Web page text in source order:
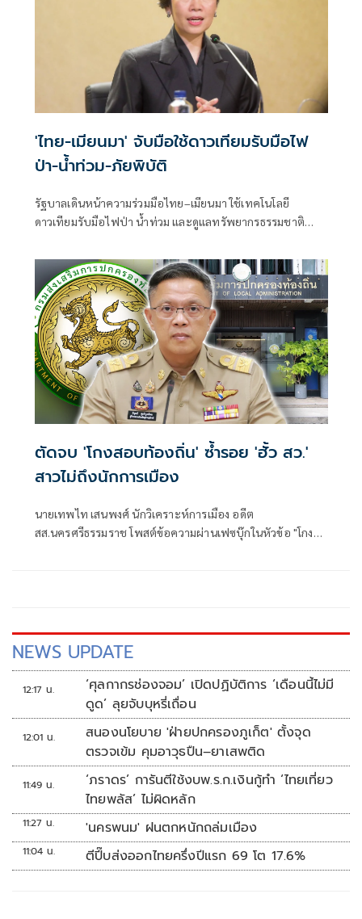
'ไทย-เมียนมา' จับมือใช้ดาวเทียมรับมือไฟ
ป่า-น้ำท่วม-ภัยพิบัติ
รัฐบาลเดินหน้าความร่วมมือไทย–เมียนมา ใช้เทคโนโลยี
ดาวเทียมรับมือไฟป่า น้ำท่วม และดูแลทรัพยากรธรรมชาติ
ตัดจบ 'โกงสอบท้องถิ่น' ซ้ำรอย 'ฮั้ว สว.'
สาวไม่ถึงนักการเมือง
นายเทพไท เสนพงศ์ นักวิเคราะห์การเมือง อดีต
สส.นครศรีธรรมราช โพสต์ข้อความผ่านเฟซบุ๊กในหัวข้อ "โกง
NEWS UPDATE
12:17 น.
‘ศุลกากรช่องจอม’ เปิดปฏิบัติการ ‘เดือนนี้ไม่มี
ดูด’ ลุยจับบุหรี่เถื่อน
12:01 น.
สนองนโยบาย 'ฝ่ายปกครองภูเก็ต' ตั้งจุด
ตรวจเข้ม คุมอาวุธปืน–ยาเสพติด
11:49 น.
‘ภราดร’ การันตีใช้งบพ.ร.ก.เงินกู้ทำ ‘ไทยเที่ยว
ไทยพลัส’ ไม่ผิดหลัก
11:27 น. 'นครพนม' ฝนตกหนักถล่มเมือง
11:04 น. ตีปี๊บส่งออกไทยครึ่งปีแรก 69 โต 17.6%